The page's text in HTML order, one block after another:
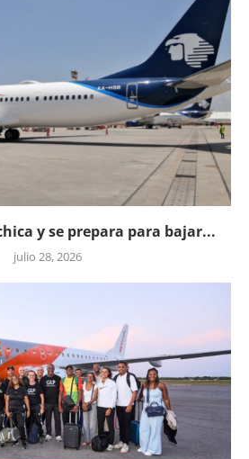
y se prepara para bajar...
julio 28, 2026